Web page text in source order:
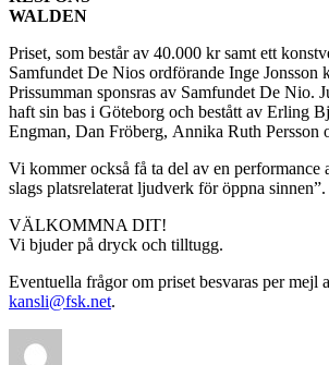
WALDEN
Priset, som består av 40.000 kr samt ett
Samfundet De Nios ordförande Inge Jonsson
Prissumman sponsras av Samfundet De Nio.
haft sin bas i Göteborg och bestått av Erling
Engman, Dan Fröberg, Annika Ruth Persson
Vi kommer också få ta del av en performance
slags platsrelaterat ljudverk för öppna sinnen”.
VÄLKOMMNA DIT!
Vi bjuder på dryck och tilltugg.
Eventuella frågor om priset besvaras per mejl
kansli@fsk.net.